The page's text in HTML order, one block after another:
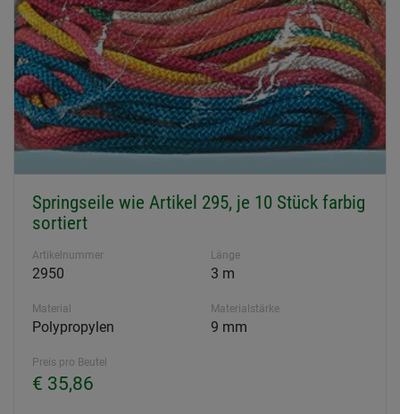
Springseile wie Artikel 295, je 10 Stück farbig
sortiert
Artikelnummer
2950
Länge
3 m
Material
Polypropylen
Materialstärke
9 mm
Preis pro Beutel
€ 35,86